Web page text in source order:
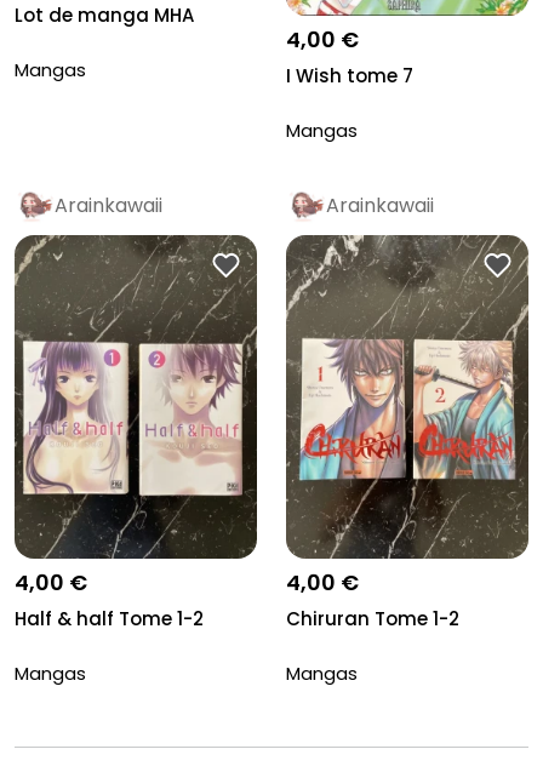
Lot de manga MHA
Mangas
4,00 €
I Wish tome 7
Mangas
Arainkawaii
4,00 €
Half & half Tome 1-2
Mangas
Arainkawaii
4,00 €
Chiruran Tome 1-2
Mangas